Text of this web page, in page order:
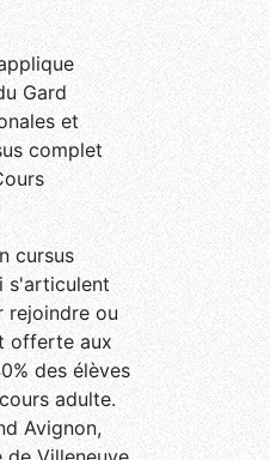
Gard
et
complet
cursus
s'articulent
rejoindre ou
offerte aux
des élèves
adulte.
Avignon,